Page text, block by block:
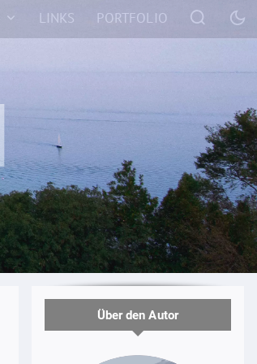
LINKS PORTFOLIO
Über den Autor